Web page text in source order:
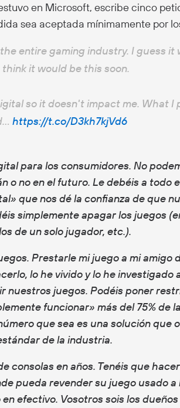
en Microsoft, escribe cinco
sea aceptada mínimamente por
entire gaming industry. I guess it
it would be this soon.
so it doesn't impact me. What I
https://t.co/D3kh7kjVd6
para los consumidores. No
o no en el futuro. Le debéis a todo
que nos dé la confianza de que
simplemente apagar los juegos
de un solo jugador, etc.).
Prestarle mi juego a mi amigo
lo he vivido y lo he investigado
juegos. Podéis poner
funcionar» más del 75% de
que sea es una solución que
de la industria.
consolas en años. Tenéis que
pueda revender su juego usado a
efectivo. Vosotros sois los